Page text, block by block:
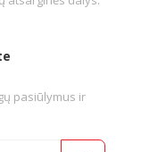
pasiūlymus ir